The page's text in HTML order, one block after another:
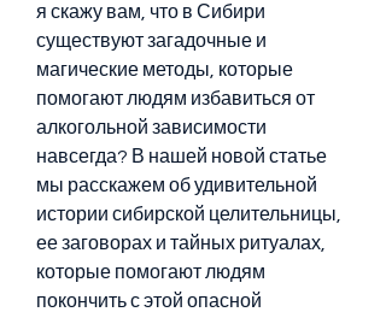
я скажу вам, что в Сибири
существуют загадочные и
магические методы, которые
помогают людям избавиться от
алкогольной зависимости
навсегда? В нашей новой статье
мы расскажем об удивительной
истории сибирской целительницы,
ее заговорах и тайных ритуалах,
которые помогают людям
покончить с этой опасной